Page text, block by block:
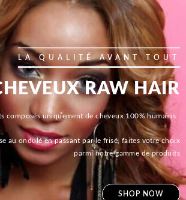
LA QUALITÉ AVANT TOUT
RAW HAIR
composés uniquement de cheveux 100% humains.
au ondulé en passant par le frisé, faites votre choix
parmi notre gamme de produits
SHOP NOW